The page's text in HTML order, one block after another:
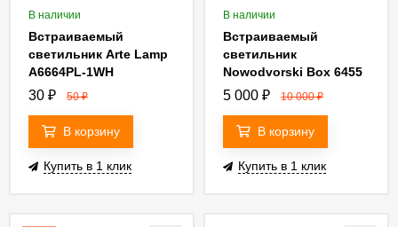
В наличии
Встраиваемый
светильник Arte Lamp
A6664PL-1WH
30 ₽ 50₽
В корзину
Купить в 1 клик
В наличии
Встраиваемый
светильник
Nowodvorski Box 6455
5 000 ₽ 10 000₽
В корзину
Купить в 1 клик